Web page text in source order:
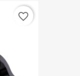
favorite_border